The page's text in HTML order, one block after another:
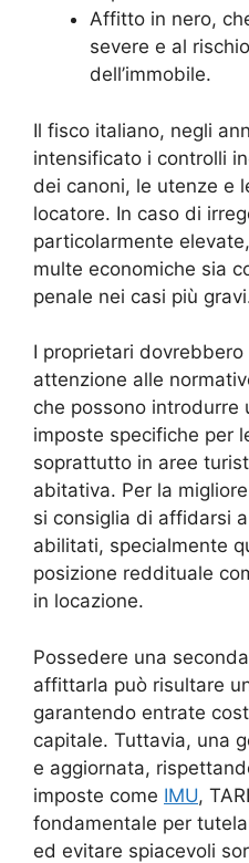
Affitto in nero,
severe e al
dell’immobile.
Il fisco italiano, negli
intensificato i controlli
dei canoni, le utenze e
locatore. In caso di
particolarmente
multe economiche sia
penale nei casi più
I proprietari
attenzione alle
che possono introdurre
imposte specifiche per
soprattutto in aree
abitativa. Per la
si consiglia di affidarsi
abilitati, specialmente
posizione reddituale
in locazione.
Possedere una
affittarla può risultare
garantendo entrate
capitale. Tuttavia, una
e aggiornata,
imposte come IMU,
fondamentale per
ed evitare spiacevoli